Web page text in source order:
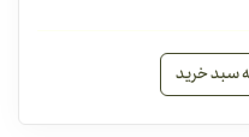
سبد خرید